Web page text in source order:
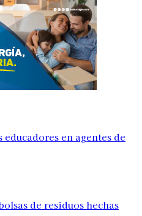
en agentes de
de residuos hechas